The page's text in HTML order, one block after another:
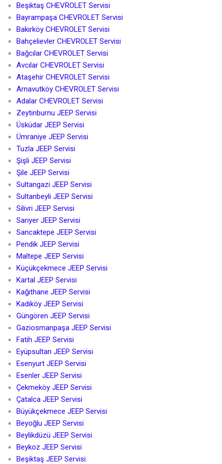
Beşiktaş CHEVROLET Servisi
Bayrampaşa CHEVROLET Servisi
Bakırköy CHEVROLET Servisi
Bahçelievler CHEVROLET Servisi
Bağcılar CHEVROLET Servisi
Avcılar CHEVROLET Servisi
Ataşehir CHEVROLET Servisi
Arnavutköy CHEVROLET Servisi
Adalar CHEVROLET Servisi
Zeytinburnu JEEP Servisi
Üsküdar JEEP Servisi
Ümraniye JEEP Servisi
Tuzla JEEP Servisi
Şişli JEEP Servisi
Şile JEEP Servisi
Sultangazi JEEP Servisi
Sultanbeyli JEEP Servisi
Silivri JEEP Servisi
Sarıyer JEEP Servisi
Sancaktepe JEEP Servisi
Pendik JEEP Servisi
Maltepe JEEP Servisi
Küçükçekmece JEEP Servisi
Kartal JEEP Servisi
Kağıthane JEEP Servisi
Kadıköy JEEP Servisi
Güngören JEEP Servisi
Gaziosmanpaşa JEEP Servisi
Fatih JEEP Servisi
Eyüpsultan JEEP Servisi
Esenyurt JEEP Servisi
Esenler JEEP Servisi
Çekmeköy JEEP Servisi
Çatalca JEEP Servisi
Büyükçekmece JEEP Servisi
Beyoğlu JEEP Servisi
Beylikdüzü JEEP Servisi
Beykoz JEEP Servisi
Beşiktaş JEEP Servisi